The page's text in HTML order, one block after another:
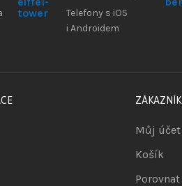
Telefony s iOS
i Androidem
ZÁKAZNÍK
Můj účet
Košík
Porovnat